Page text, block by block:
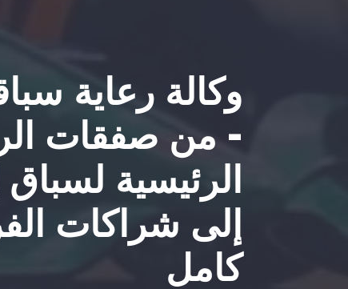
وكالة رعاية
- من صفقات
إلى شراكات
كامل